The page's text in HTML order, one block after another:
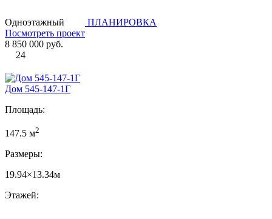
Одноэтажный
ПЛАНИРОВКА
Посмотреть проект
8 850 000 руб.
24
Дом 545-147-1Г
Площадь:
147.5 м2
Размеры:
19.94×13.34м
Этажей: